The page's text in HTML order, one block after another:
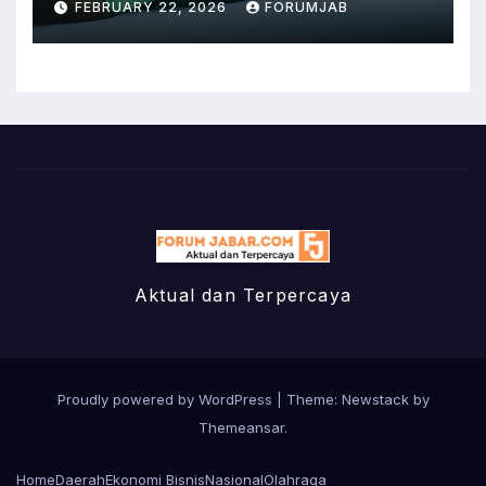
FEBRUARY 22, 2026 FORUMJAB
Aktual dan Terpercaya
Proudly powered by WordPress Theme: Newstackby
Themeansar.
HomeDaerahEkonomi BisnisNasionalOlahraga